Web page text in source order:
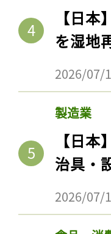
【日
を湿地
2026/07/
製造業
【日
治具・
2026/07/